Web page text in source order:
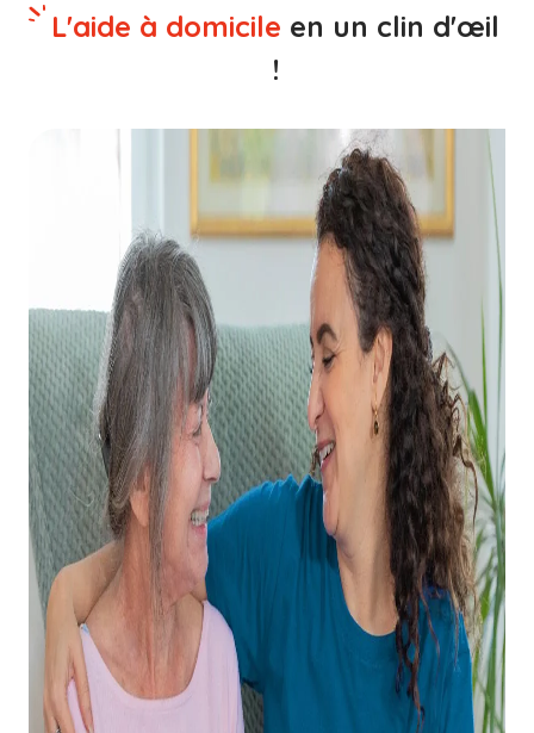
L'aide à domicile en un clin d'œil
!